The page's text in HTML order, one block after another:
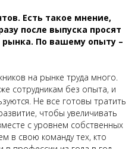
Есть такое мнение,
после выпуска просят
рынка. По вашему опыту –
на рынке труда много.
сотрудникам без опыта, и
Не все готовы тратить
чтобы увеличивать
с уровнем собственных
в свою команду тех, кто